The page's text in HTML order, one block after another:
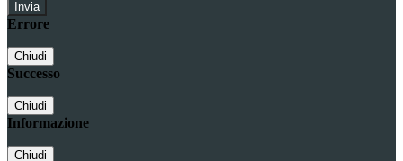
Errore
Chiudi
Successo
Chiudi
Informazione
Chiudi